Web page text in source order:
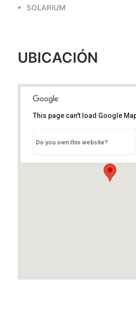
SOLARIUM
UBICACIÓN
This page can't load Google
Do you own this website?